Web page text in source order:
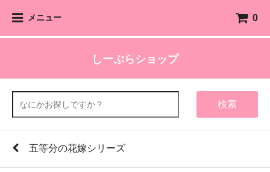
メニュー 0
しーぷらショップ
検索
五等分の花嫁シリーズ